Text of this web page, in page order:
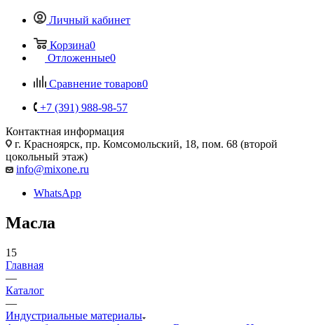
Личный кабинет
Корзина0
Отложенные0
Сравнение товаров0
+7 (391) 988-98-57
Контактная информация
г. Красноярск, пр. Комсомольский, 18, пом. 68 (второй
цокольный этаж)
info@mixone.ru
WhatsApp
Масла
15
Главная
—
Каталог
—
Индустриальные материалы